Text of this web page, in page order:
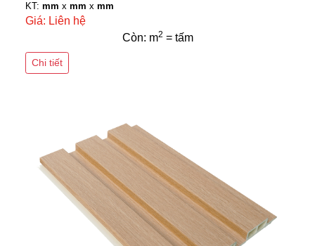
KT: mm x mm x mm
Giá: Liên hệ
Còn: m2 = tấm
Chi tiết